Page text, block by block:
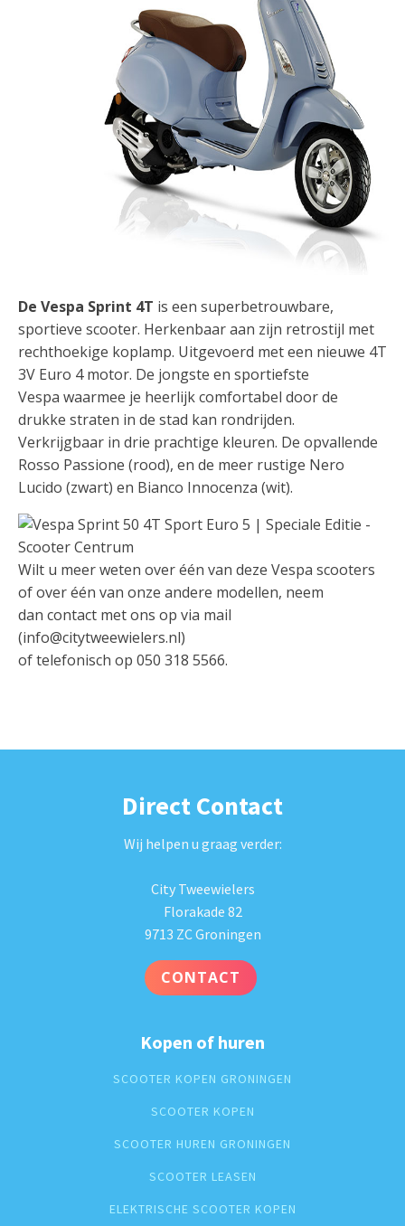
De Vespa Sprint 4T is een superbetrouwbare,
sportieve scooter. Herkenbaar aan zijn retrostijl met
rechthoekige koplamp. Uitgevoerd met een nieuwe 4T
3V Euro 4 motor. De jongste en sportiefste
Vespa waarmee je heerlijk comfortabel door de
drukke straten in de stad kan rondrijden.
Verkrijgbaar in drie prachtige kleuren. De opvallende
Rosso Passione (rood), en de meer rustige Nero
Lucido (zwart) en Bianco Innocenza (wit).
Wilt u meer weten over één van deze Vespa scooters
of over één van onze andere modellen, neem
dan contact met ons op via mail
(info@citytweewielers.nl)
of telefonisch op 050 318 5566.
Direct Contact
Wij helpen u graag verder:
City Tweewielers
Florakade 82
9713 ZC Groningen
CONTACT
Kopen of huren
SCOOTER KOPEN GRONINGEN
SCOOTER KOPEN
SCOOTER HUREN GRONINGEN
SCOOTER LEASEN
ELEKTRISCHE SCOOTER KOPEN